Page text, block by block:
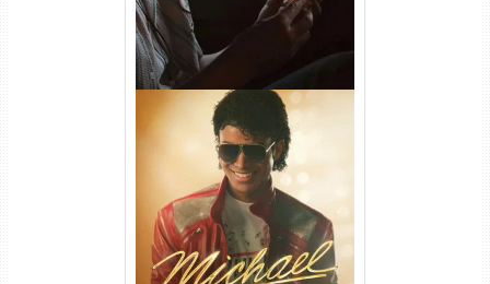
Michael Torrent (2026) WEB-
DL 1080p/4K Dual Áudio